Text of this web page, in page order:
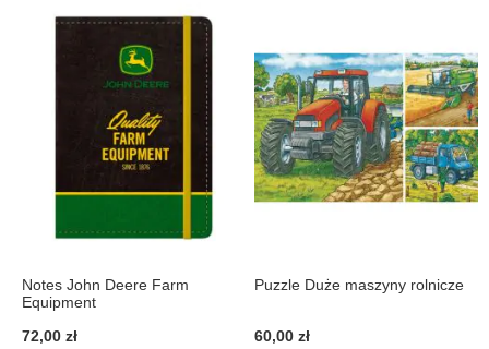
ŻYCZEŃ
Notes John Deere Farm
Equipment
72,00 zł
Puzzle Duże maszyny rolnicze
60,00 zł